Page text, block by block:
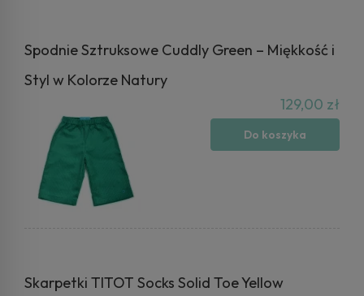
Spodnie Sztruksowe Cuddly Green – Miękkość i
Styl w Kolorze Natury
129,00 zł
Do koszyka
Skarpetki TITOT Socks Solid Toe Yellow